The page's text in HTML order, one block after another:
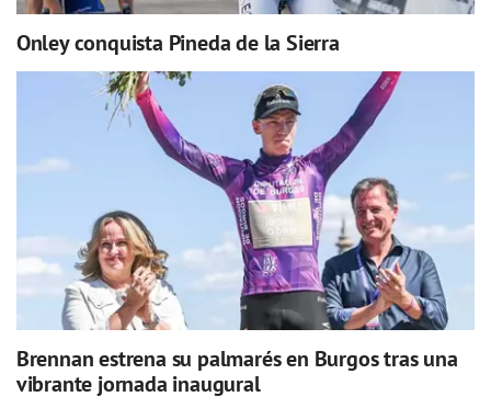
Onley conquista Pineda de la Sierra
Brennan estrena su palmarés en Burgos tras una
vibrante jornada inaugural